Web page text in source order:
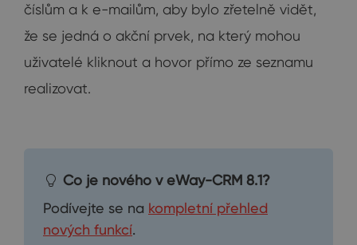
číslům a k e-mailům, aby bylo zřetelně vidět,
že se jedná o akční prvek, na který mohou
uživatelé kliknout a hovor přímo ze seznamu
realizovat.
Co je nového v eWay-CRM 8.1?
Podívejte se na kompletní přehled
nových funkcí.